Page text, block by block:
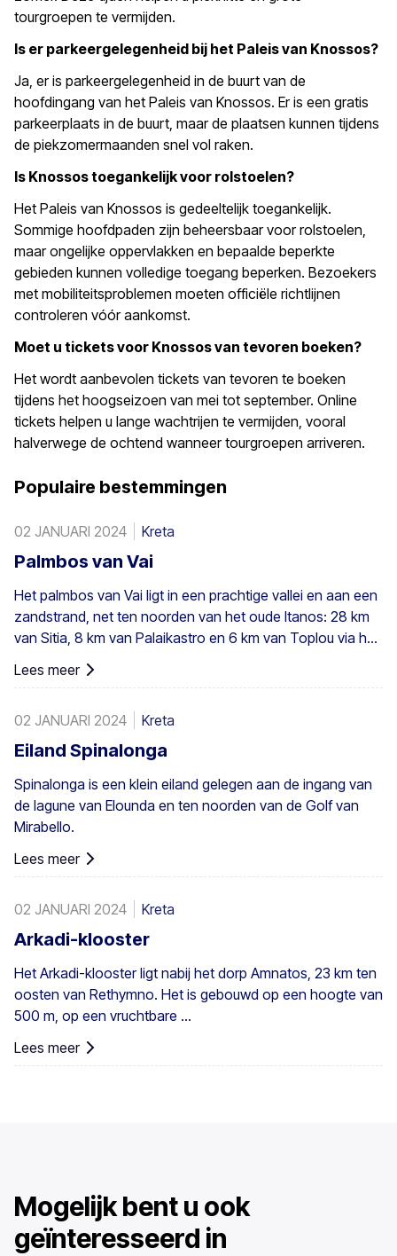
tourgroepen te vermijden.
Is er parkeergelegenheid bij het Paleis van Knossos?
Ja, er is parkeergelegenheid in de buurt van de
hoofdingang van het Paleis van Knossos. Er is een gratis
parkeerplaats in de buurt, maar de plaatsen kunnen tijdens
de piekzomermaanden snel vol raken.
Is Knossos toegankelijk voor rolstoelen?
Het Paleis van Knossos is gedeeltelijk toegankelijk.
Sommige hoofdpaden zijn beheersbaar voor rolstoelen,
maar ongelijke oppervlakken en bepaalde beperkte
gebieden kunnen volledige toegang beperken. Bezoekers
met mobiliteitsproblemen moeten officiële richtlijnen
controleren vóór aankomst.
Moet u tickets voor Knossos van tevoren boeken?
Het wordt aanbevolen tickets van tevoren te boeken
tijdens het hoogseizoen van mei tot september. Online
tickets helpen u lange wachtrijen te vermijden, vooral
halverwege de ochtend wanneer tourgroepen arriveren.
Populaire bestemmingen
02 JANUARI 2024 Kreta
Palmbos van Vai
Het palmbos van Vai ligt in een prachtige vallei en aan een
zandstrand, net ten noorden van het oude Itanos: 28 km
van Sitia, 8 km van Palaikastro en 6 km van Toplou via hun
respectieve wegen. Het beslaat 200 stremmata (50 acres)
en bestaat uit inheemse Theophrastus-palmen – de
heel Europa. Een voldoende groot bestand bestaat in
Preveli, met kleinere groepen elders, bijvoorbeeld bij Agios
Nikitas. De palm komt ook hier en daar voor op de
zuidwestelijke Egeïsche eilanden, Cyprus en in Turkije.
Lees meer
02 JANUARI 2024 Kreta
Eiland Spinalonga
Spinalonga is een klein eiland gelegen aan de ingang van
de lagune van Elounda en ten noorden van de Golf van
Mirabello.
Lees meer
02 JANUARI 2024 Kreta
Arkadi-klooster
Het Arkadi-klooster ligt nabij het dorp Amnatos, 23 km ten
oosten van Rethymno. Het is gebouwd op een hoogte van
500 m, op een vruchtbare ...
Lees meer
Mogelijk bent u ook
geïnteresseerd in